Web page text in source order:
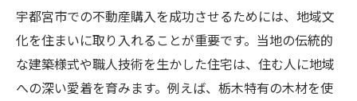
宇都宮市での不動産購入を成功させるためには、地域文
化を住まいに取り入れることが重要です。当地の伝統的
な建築様式や職人技術を生かした住宅は、住む人に地域
への深い愛着を育みます。例えば、栃木特有の木材を使